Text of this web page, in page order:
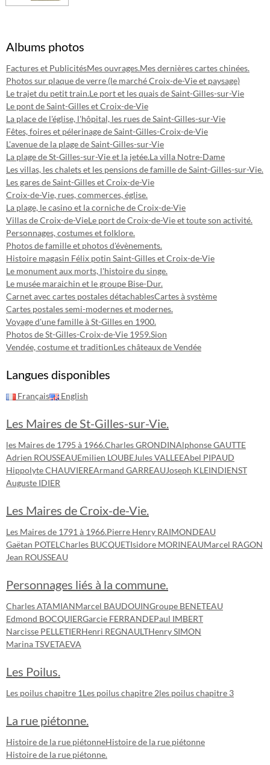
Albums photos
Factures et PublicitésMes ouvrages.Mes dernières cartes chinées.
Photos sur plaque de verre (le marché Croix-de-Vie et paysage)
Le trajet du petit train.Le port et les quais de Saint-Gilles-sur-Vie
Le pont de Saint-Gilles et Croix-de-Vie
La place de l'église, l'hôpital, les rues de Saint-Gilles-sur-Vie
Fêtes, foires et pélerinage de Saint-Gilles-Croix-de-Vie
L'avenue de la plage de Saint-Gilles-sur-Vie
La plage de St-Gilles-sur-Vie et la jetée.La villa Notre-Dame
Les villas, les chalets et les pensions de famille de Saint-Gilles-sur-Vie.
Les gares de Saint-Gilles et Croix-de-Vie
Croix-de-Vie, rues, commerces, église.
La plage, le casino et la corniche de Croix-de-Vie
Villas de Croix-de-VieLe port de Croix-de-Vie et toute son activité.
Personnages, costumes et folklore.
Photos de famille et photos d'évènements.
Histoire magasin Félix potin Saint-Gilles et Croix-de-Vie
Le monument aux morts, l'histoire du singe.
Le musée maraichin et le groupe Bise-Dur.
Carnet avec cartes postales détachablesCartes à système
Cartes postales semi-modernes et modernes.
Voyage d'une famille à St-Gilles en 1900.
Photos de St-Gilles-Croix-de-Vie 1959.Sion
Vendée, costume et traditionLes châteaux de Vendée
Langues disponibles
Français English
Les Maires de St-Gilles-sur-Vie.
les Maires de 1795 à 1966.Charles GRONDINAlphonse GAUTTE
Adrien ROUSSEAUEmilien LOUBEJules VALLEEAbel PIPAUD
Hippolyte CHAUVIEREArmand GARREAUJoseph KLEINDIENST
Auguste IDIER
Les Maires de Croix-de-Vie.
Les Maires de 1791 à 1966.Pierre Henry RAIMONDEAU
Gaëtan POTEL Charles BUCQUETIsidore MORINEAUMarcel RAGON
Jean ROUSSEAU
Personnages liés à la commune.
Charles ATAMIANMarcel BAUDOUINGroupe BENETEAU
Edmond BOCQUIERGarcie FERRANDEPaul IMBERT
Narcisse PELLETIERHenri REGNAULTHenry SIMON
Marina TSVETAEVA
Les Poilus.
Les poilus chapitre 1Les poilus chapitre 2les poilus chapitre 3
La rue piétonne.
Histoire de la rue piétonneHistoire de la rue piétonne
Histoire de la rue piétonne.